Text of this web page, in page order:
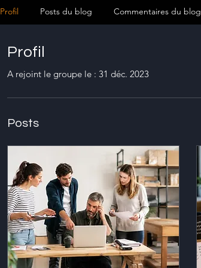
Profil
A rejoint le groupe le : 31 déc. 2023
Posts
Profil Posts du blog Commentaires du blog